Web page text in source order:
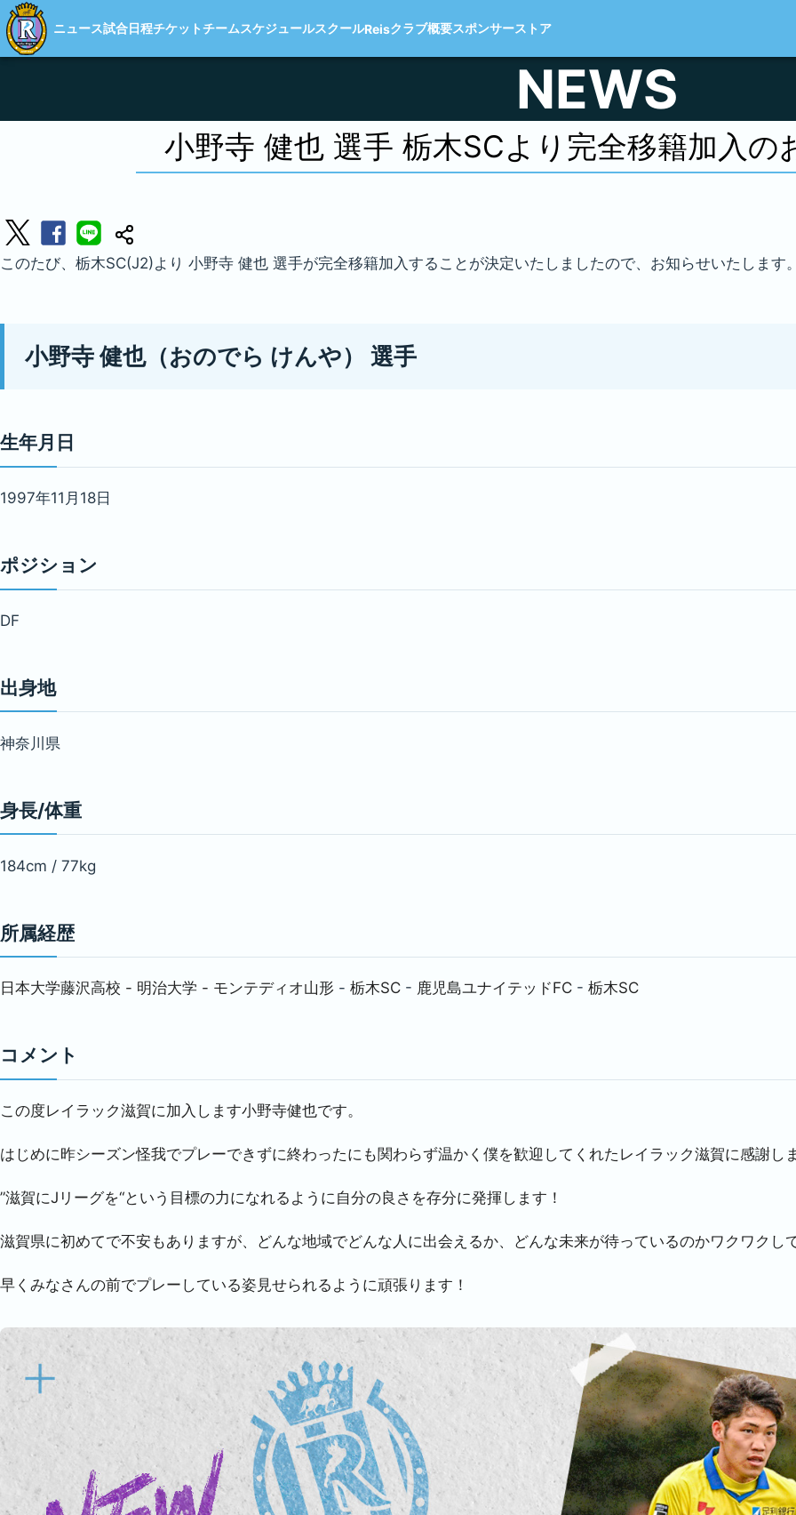
ニュース試合日程チケットチームスケジュールスクールReisクラブ概要スポンサーストア
NEWS
小野寺 健也 選手 栃木SCより完全移籍加入の
このたび、栃木SC(J2)より 小野寺 健也 選手が完全移籍加入することが決定いたしましたので、お知らせいたします
小野寺 健也（おのでら けんや） 選手
生年月日
1997年11月18日
ポジション
DF
出身地
神奈川県
身長/体重
184cm / 77kg
所属経歴
日本大学藤沢高校 - 明治大学 - モンテディオ山形 - 栃木SC - 鹿児島ユナイテッドFC - 栃木SC
コメント
この度レイラック滋賀に加入します小野寺健也です。
はじめに昨シーズン怪我でプレーできずに終わったにも関わらず温かく僕を歓迎してくれたレイラック滋賀に感謝し
”滋賀にJリーグを“という目標の力になれるように自分の良さを存分に発揮します！
滋賀県に初めてで不安もありますが、どんな地域でどんな人に出会えるか、どんな未来が待っているのかワクワクし
早くみなさんの前でプレーしている姿見せられるように頑張ります！